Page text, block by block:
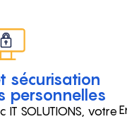
sécurisation
personnelles
SOLUTIONS, votre